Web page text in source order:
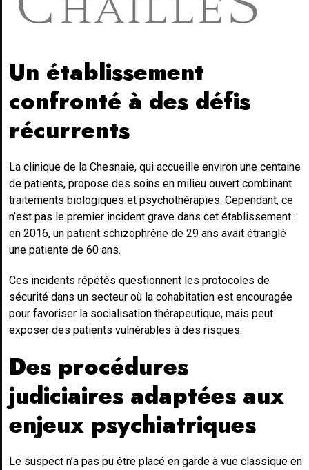
Un établissement
confronté à des défis
récurrents
La clinique de la Chesnaie, qui accueille environ une centaine
de patients, propose des soins en milieu ouvert combinant
traitements biologiques et psychothérapies. Cependant, ce
n’est pas le premier incident grave dans cet établissement :
en 2016, un patient schizophrène de 29 ans avait étranglé
une patiente de 60 ans.
Ces incidents répétés questionnent les protocoles de
sécurité dans un secteur où la cohabitation est encouragée
pour favoriser la socialisation thérapeutique, mais peut
exposer des patients vulnérables à des risques.
Des procédures
judiciaires adaptées aux
enjeux psychiatriques
Le suspect n’a pas pu être placé en garde à vue classique en